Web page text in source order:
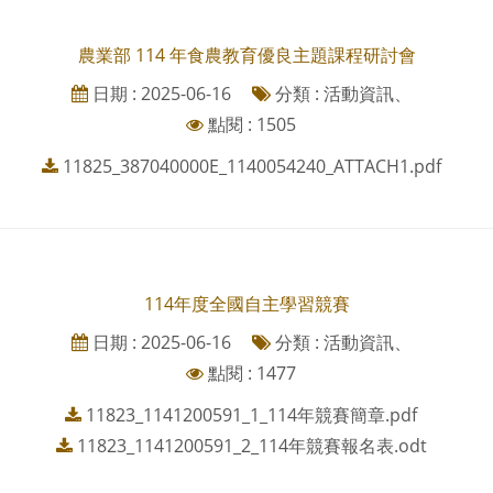
農業部 114 年食農教育優良主題課程研討會
日期 : 2025-06-16
分類 : 活動資訊、
點閱 : 1505
11825_387040000E_1140054240_ATTACH1.pdf
114年度全國自主學習競賽
日期 : 2025-06-16
分類 : 活動資訊、
點閱 : 1477
11823_1141200591_1_114年競賽簡章.pdf
11823_1141200591_2_114年競賽報名表.odt